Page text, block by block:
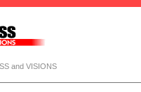
and VISIONS